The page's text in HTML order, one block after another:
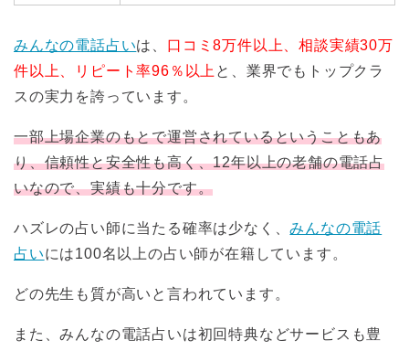
みんなの電話占いは、 口コミ8万件以上、相談実績30万
件以上、リピート率96％以上 と、業界でもトップクラ
スの実力を誇っています。
一部上場企業のもとで運営されているということもあ
り、信頼性と安全性も高く、12年以上の老舗の電話占
いなので、実績も十分です。
ハズレの占い師に当たる確率は少なく、みんなの電話
占いには100名以上の占い師が在籍しています。
どの先生も質が高いと言われています。
また、みんなの電話占いは初回特典などサービスも豊